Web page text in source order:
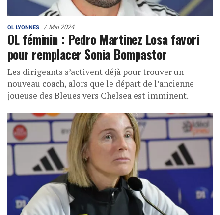
OL LYONNES Mai 2024
OL féminin : Pedro Martinez Losa favori
pour remplacer Sonia Bompastor
Les dirigeants s’activent déjà pour trouver un
nouveau coach, alors que le départ de l’ancienne
joueuse des Bleues vers Chelsea est imminent.